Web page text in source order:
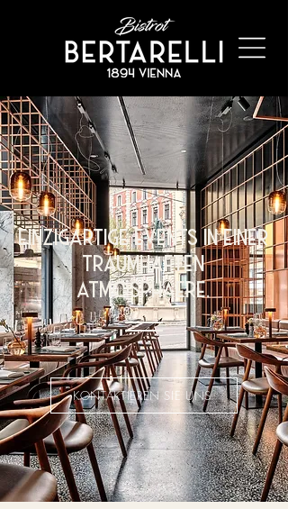
einzigartige events in einer
traumhaften
atmosphaere.
KONTAKTIEREN SIE UNS